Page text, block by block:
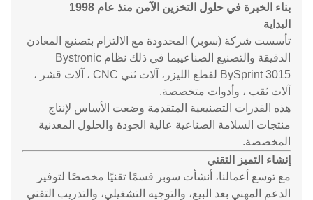
بناء الخبرة في حلول التخزين الآمن منذ عام 1998
البداية
تأسست شركة (سوبر) المحدودة مع الالتزام بتصنيع المعادن
الدقيقة والتصنيع الصناعيبما في ذلك نظام Bystronic
BySprint 3015 لقطع الليزر، آلات ثني CNC ، آلات قشر ،
آلات ثقب ، وأدوات متخصصة.
هذه القدرات التصنيعية المتقدمة وضعت الأساس لإنتاج
منتجات السلامة الصناعية عالية الجودة والحلول المعدنية
المخصصة.
إنشاء التميز التقني
مع توسع أعمالنا، أنشأت سوبر قسمًا تقنيًا مخصصًا لتوفير
الدعم المهني بعد البيع، والتوجيه التشغيلي، والتدريب التقني